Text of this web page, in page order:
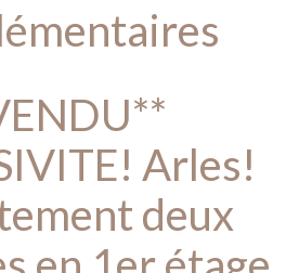
Arles!
deux